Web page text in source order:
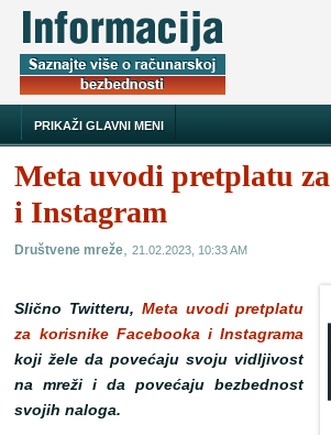
PRIKAŽI GLAVNI MENI
Meta uvodi pretplatu
i Instagram
Društvene mreže,21.02.2023, 10:33 AM
Slično Twitteru, Meta uvodi pretplatu
za korisnike Facebooka i Instagrama
koji žele da povećaju svoju vidljivost
na mreži i da povećaju bezbednost
svojih naloga.